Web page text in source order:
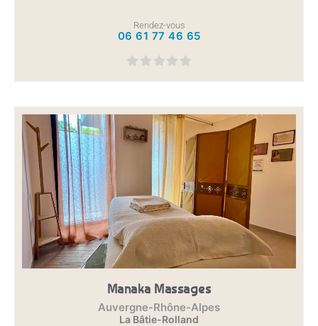
Rendez-vous
06 61 77 46 65
Manaka Massages
Auvergne-Rhône-Alpes
La Bâtie-Rolland